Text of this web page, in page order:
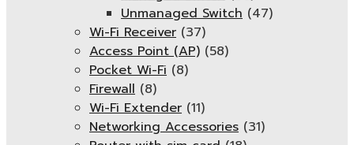
Unmanaged Switch (47)
Wi-Fi Receiver (37)
Access Point (AP) (58)
Pocket Wi-Fi (8)
Firewall (8)
Wi-Fi Extender (11)
Networking Accessories (31)